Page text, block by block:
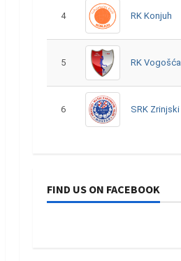
4 RK Konjuh
5 RK Vogošća
6 SRK Zrinjski
FIND US ON FACEBOOK